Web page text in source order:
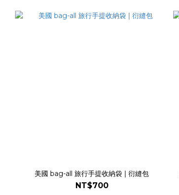
美國 bag-all 旅行手提收納袋 | 衍縫包
NT$700